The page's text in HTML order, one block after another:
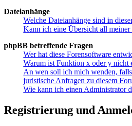
Dateianhänge
Welche Dateianhänge sind in
Kann ich eine Übersicht all meiner
phpBB betreffende Fragen
Wer hat diese Forensoftware
Warum ist Funktion x oder y nicht
An wen soll ich mich wenden,
juristische Anfragen zu diesem
Wie kann ich einen Administrator
Registrierung und